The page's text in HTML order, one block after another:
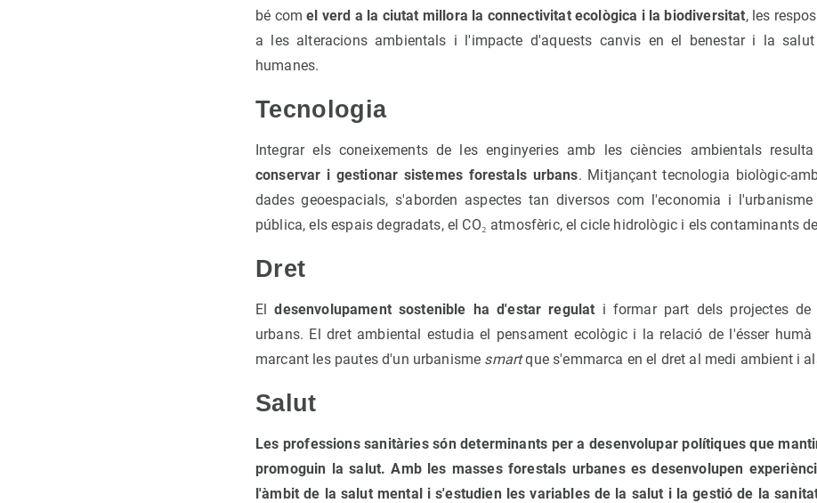
bé comel verd a la ciutat millora la connectivitat ecològica i la biodiversitat, les
a les alteracions ambientals i l'impacte d'aquests canvis en el benestar i la
humanes.
Tecnologia
Integrar els coneixements de les enginyeries amb les ciències ambientals
conservar i gestionar sistemes forestals urbans. Mitjançant tecnologia biològic-
dades geoespacials, s'aborden aspectes tan diversos com l'economia i
pública, els espais degradats, el CO₂ atmosfèric, el cicle hidrològic i els contaminants
Dret
Eldesenvolupament sostenible ha d'estar regulat i formar part dels projectes de
urbans. El dret ambiental estudia el pensament ecològic i la relació de l'ésser
marcant les pautes d'un urbanisme smartque s'emmarca en el dret al medi ambient i
Salut
Les professions sanitàries són determinants per a desenvolupar polítiques que
promoguin la salut. Amb les masses forestals urbanes es desenvolupen
l'àmbit de la salut mental i s'estudien les variables de la salut i la gestió de la